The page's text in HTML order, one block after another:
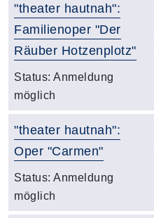
"theater hautnah":
Familienoper "Der
Räuber Hotzenplotz"
Status: Anmeldung
möglich
"theater hautnah":
Oper "Carmen"
Status: Anmeldung
möglich